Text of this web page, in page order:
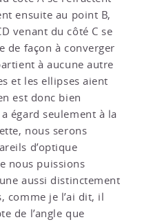
ensuite au point B,
venant du côté C se
de façon à converger
à aucune autre
et les ellipses aient
est donc bien
égard seulement à la
nous serons
d’optique
nous puissions
aussi distinctement
comme je l’ai dit, il
de l’angle que